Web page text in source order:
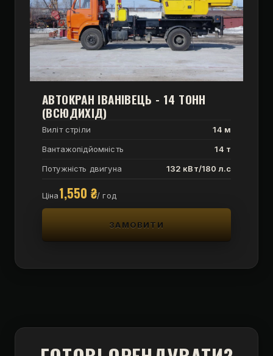
АВТОКРАН ІВАНІВЕЦЬ - 14 ТОНН
(ВСЮДИХІД)
Виліт стріли
14 м
Вантажопідйомність
14 т
Потужність двигуна
132 кВт/180 л.с
Ціна1,550 ₴/ год
ЗАМОВИТИ